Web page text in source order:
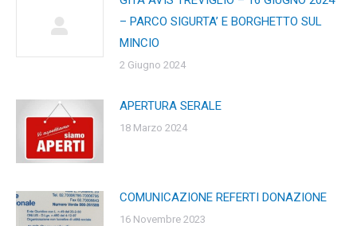
– PARCO SIGURTA’ E BORGHETTO SUL
MINCIO
2 Giugno 2024
APERTURA SERALE
18 Marzo 2024
COMUNICAZIONE REFERTI DONAZIONE
16 Novembre 2023